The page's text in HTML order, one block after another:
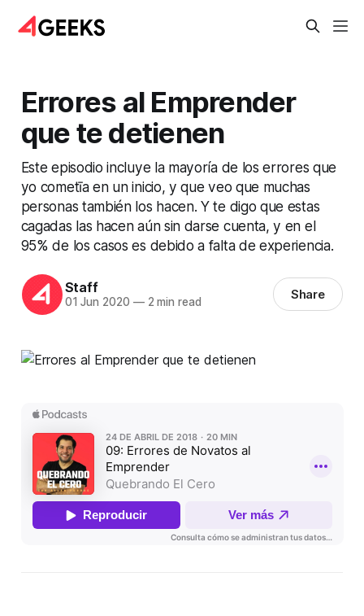
Errores al Emprender
que te detienen
Este episodio incluye la mayoría de los errores que
yo cometīa en un inicio, y que veo que muchas
personas también los hacen. Y te digo que estas
cagadas las hacen aún sin darse cuenta, y en el
95% de los casos es debido a falta de experiencia.
Staff
01 Jun 2020 —2 min read Share